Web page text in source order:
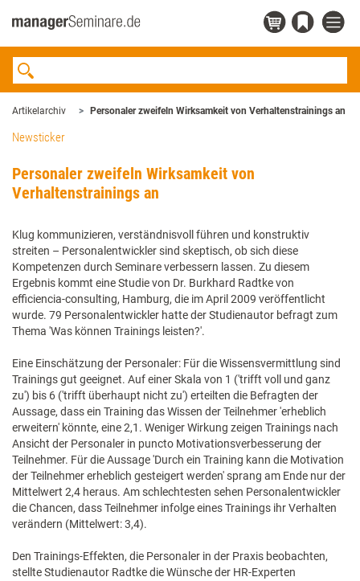
Artikelarchiv Personaler zweifeln Wirksamkeit von Verhaltenstrainings an
Newsticker
Personaler zweifeln Wirksamkeit von
Verhaltenstrainings an
Klug kommunizieren, verständnisvoll führen und konstruktiv
streiten – Personalentwickler sind skeptisch, ob sich diese
Kompetenzen durch Seminare verbessern lassen. Zu diesem
Ergebnis kommt eine Studie von Dr. Burkhard Radtke von
efficiencia-consulting, Hamburg, die im April 2009 veröffentlicht
wurde. 79 Personalentwickler hatte der Studienautor befragt zum
Thema 'Was können Trainings leisten?'.
Eine Einschätzung der Personaler: Für die Wissensvermittlung sind
Trainings gut geeignet. Auf einer Skala von 1 ('trifft voll und ganz
zu') bis 6 ('trifft überhaupt nicht zu') erteilten die Befragten der
Aussage, dass ein Training das Wissen der Teilnehmer 'erheblich
erweitern' könnte, eine 2,1. Weniger Wirkung zeigen Trainings nach
Ansicht der Personaler in puncto Motivationsverbesserung der
Teilnehmer. Für die Aussage 'Durch ein Training kann die Motivation
der Teilnehmer erheblich gesteigert werden' sprang am Ende nur der
Mittelwert 2,4 heraus. Am schlechtesten sehen Personalentwickler
die Chancen, dass Teilnehmer infolge eines Trainings ihr Verhalten
verändern (Mittelwert: 3,4).
Den Trainings-Effekten, die Personaler in der Praxis beobachten,
stellte Studienautor Radtke die Wünsche der HR-Experten